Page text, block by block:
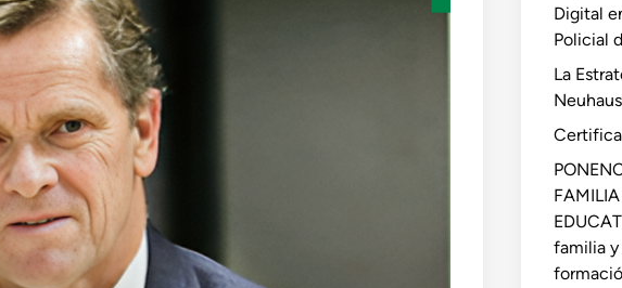
Digital
Policial
La
FAMILIA
familia y